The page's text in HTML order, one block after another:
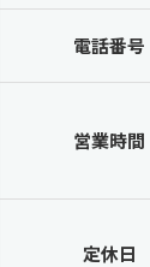
電話番号
営業時間
定休日